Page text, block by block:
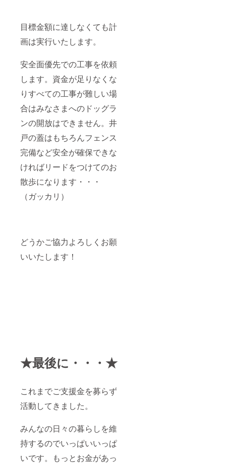
目標金額に達しなくても計
画は実行いたします。
安全面優先での工事を依頼
します。資金が足りなくな
りすべての工事が難しい場
合はみなさまへのドッグラ
ンの開放はできません。井
戸の蓋はもちろんフェンス
完備など安全が確保できな
ければリードをつけてのお
散歩になります・・・
（ガッカリ）
どうかご協力よろしくお願
いいたします！
★最後に・・・★
これまでご支援金を募らず
活動してきました。
みんなの日々の暮らしを維
持するのでいっぱいいっぱ
いです。もっとお金があっ